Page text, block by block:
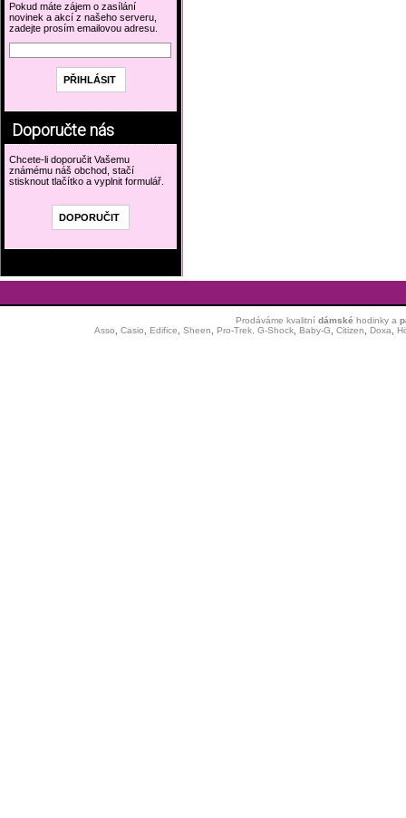
Pokud máte zájem o zasílání
novinek a akcí z našeho serveru,
zadejte prosím emailovou adresu.
Doporučte nás
Chcete-li doporučit Vašemu
známému náš obchod, stačí
stisknout tlačítko a vyplnit formulář.
Prodáváme kvalitní dámské hodinkya
Asso
Casio Edifice Sheen Pro-Trek, G-Shock, Baby-G Citizen Doxa